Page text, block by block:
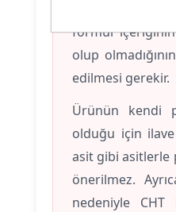
formül
olup
edilmesi gerekir.
Ürünün kendi
olduğu için
asit gibi asitlerle
önerilmez.
nedeniyle CHT